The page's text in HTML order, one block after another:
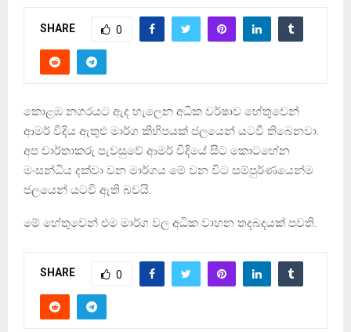
SHARE 0
කොළඹ නගරයට ඇද හැලෙන අධික වර්ෂාව හේතුවෙන්
ආමර් විදිය ඇතුළු මාර්ග කිහිපයක් ජලයෙන් යටවී තිබෙනවා.
අප වාර්තාකරු පැවසුවේ ආමර් විදියේ සිට කොටහේන
මංසන්ධිය දක්වා වන මාර්ගය මේ වන විට සම්පුර්ණයෙන්ම
ජලයෙන් යටවී ඇති බවයි.
මේ හේතුවෙන් එම මාර්ග වල අධික වාහන තදබදයක් පවති.
SHARE 0